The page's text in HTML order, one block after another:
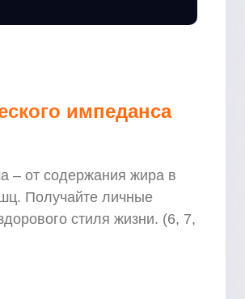
импеданса
– от содержания жира в
Получайте личные
стиля жизни. (6, 7,